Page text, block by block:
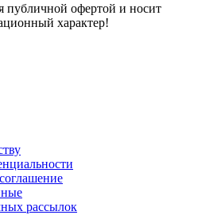
публичной офертой и носит
характер!
рассылок